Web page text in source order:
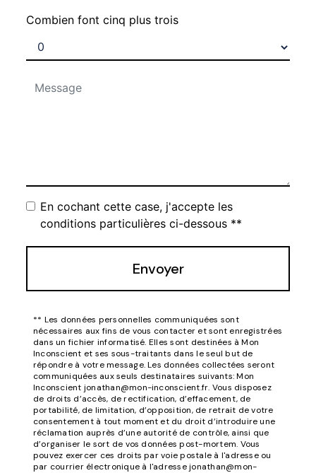
Combien font cinq plus trois
En cochant cette case, j'accepte les
conditions particulières ci-dessous **
Envoyer
** Les données personnelles communiquées sont
nécessaires aux fins de vous contacter et sont enregistrées
dans un fichier informatisé. Elles sont destinées à Mon
Inconscient et ses sous-traitants dans le seul but de
répondre à votre message. Les données collectées seront
communiquées aux seuls destinataires suivants: Mon
Inconscient jonathan@mon-inconscient.fr. Vous disposez
de droits d’accès, de rectification, d’effacement, de
portabilité, de limitation, d’opposition, de retrait de votre
consentement à tout moment et du droit d’introduire une
réclamation auprès d’une autorité de contrôle, ainsi que
d’organiser le sort de vos données post-mortem. Vous
pouvez exercer ces droits par voie postale à l'adresse ou
par courrier électronique à l'adresse jonathan@mon-